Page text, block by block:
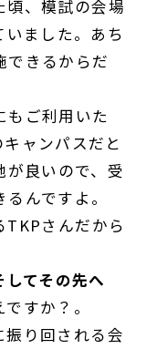
頃、模試の会場
ました。あち
できるからだ
もご利用いた
ャンパスだと
良いので、受
んですよ。
TKPさんだから
てその先へ
すか？。
振り回される会